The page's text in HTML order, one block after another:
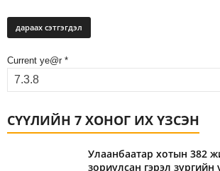
Current ye@r *
СҮҮЛИЙН 7 ХОНОГ ИХ ҮЗСЭН
Улаанбаатар хотын 382
зориулсан гэрэл зургийн